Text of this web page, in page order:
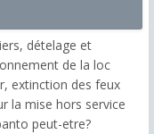
dételage et
de la loc
extinction des feux
la mise hors service
peut-etre?